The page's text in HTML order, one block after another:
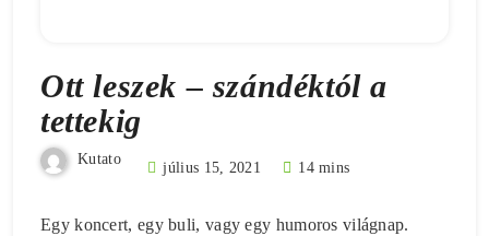
Ott leszek – szándéktól a
tettekig
Kutato
július 15, 2021 14 mins
Egy koncert, egy buli, vagy egy humoros világnap.